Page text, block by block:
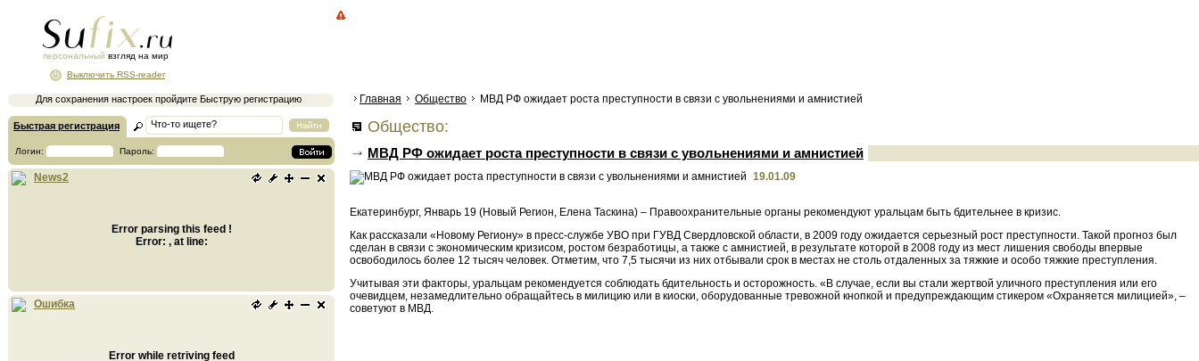
персональный взгляд на мир
Для сохранения настроек пройдите Быструю регистрацию
Выключить RSS-reader
Быстрая регистрация
Логин: Пароль:
News2
Error parsing this feed !
Error: , at line:
Ошибка
Error while retriving feed
Главная Общество МВД РФ ожидает роста преступности в связи с увольнениями и амнистией
Общество:
МВД РФ ожидает роста преступности в связи с увольнениями и амнистией
19.01.09
Екатеринбург, Январь 19 (Новый Регион, Елена Таскина) – Правоохранительные органы рекомендуют уральцам быть бдительнее в кризис.
Как рассказали «Новому Региону» в пресс-службе УВО при ГУВД Свердловской области, в 2009 году ожидается серьезный рост преступности. Такой прогноз был
сделан в связи с экономическим кризисом, ростом безработицы, а также с амнистией, в результате которой в 2008 году из мест лишения свободы впервые
освободилось более 12 тысяч человек. Отметим, что 7,5 тысячи из них отбывали срок в местах не столь отдаленных за тяжкие и особо тяжкие преступления.
Учитывая эти факторы, уральцам рекомендуется соблюдать бдительность и осторожность. «В случае, если вы стали жертвой уличного преступления или его
очевидцем, незамедлительно обращайтесь в милицию или в киоски, оборудованные тревожной кнопкой и предупреждающим стикером «Охраняется милицией», –
советуют в МВД.